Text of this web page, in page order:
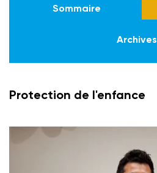
Sommaire
Archives
Protection de l'enfance